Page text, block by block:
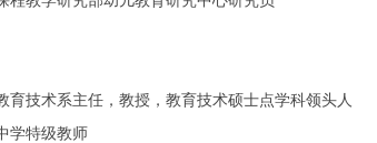
教育技术系主任，教授，教育技术硕士点学
学特级教师